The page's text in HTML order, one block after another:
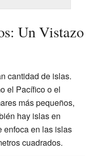
Un Vistazo
cantidad de islas.
el Pacífico o el
más pequeños,
hay islas en
enfoca en las islas
cuadrados.